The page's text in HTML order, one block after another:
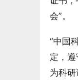
会”。
“中国
定，
为科研